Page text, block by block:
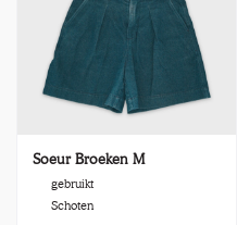
Soeur Broeken M
gebruikt
Schoten